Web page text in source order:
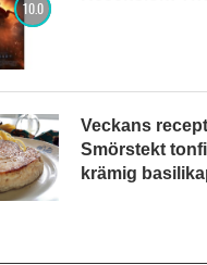
10.0
Veckans
Smörstekt
krämig